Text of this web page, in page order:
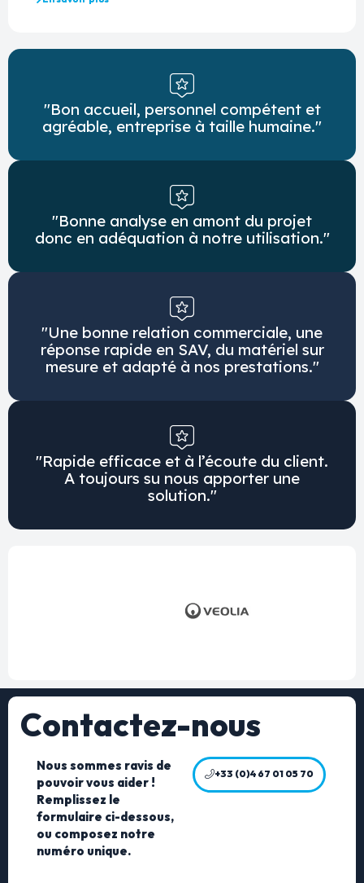
"Bon accueil, personnel compétent et
agréable, entreprise à taille humaine."
"Bonne analyse en amont du projet
donc en adéquation à notre utilisation."
"Une bonne relation commerciale, une
réponse rapide en SAV, du matériel sur
mesure et adapté à nos prestations."
"Rapide efficace et à l’écoute du client.
A toujours su nous apporter une
solution."
Contactez-nous
Nous sommes ravis de
pouvoir vous aider !
Remplissez le
formulaire ci-dessous,
ou composez notre
numéro unique.
+33 (0)4 67 01 05 70